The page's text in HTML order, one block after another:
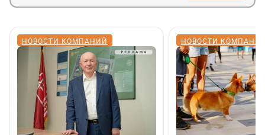
НОВОСТИ КОМПАНИЙ НОВОСТИ